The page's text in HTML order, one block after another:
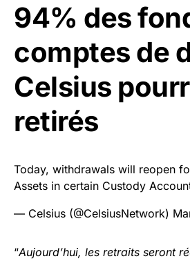
94% des
comptes de
Celsius
retirés
Today, withdrawals will reopen
Assets in certain Custody
— Celsius (@CelsiusNetwork)
“Aujourd’hui, les retraits seront